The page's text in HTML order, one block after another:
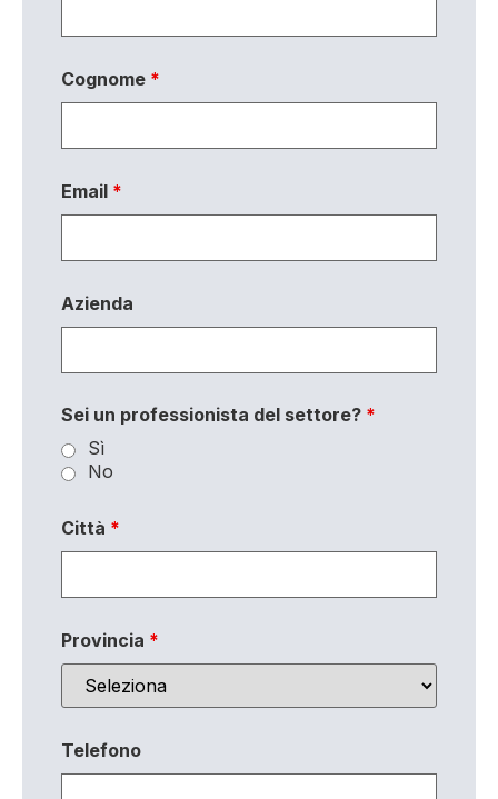
Cognome *
Email *
Azienda
Sei un professionista del settore? *
Sì
No
Città *
Provincia *
Telefono